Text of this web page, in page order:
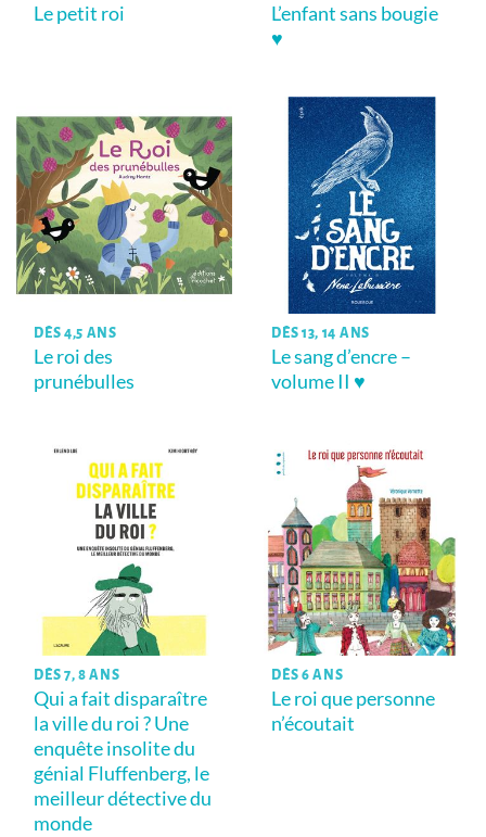
Le petit roi
L’enfant sans bougie
♥
DÈS 4,5 ANS
Le roi des
prunébulles
DÈS 13, 14 ANS
Le sang d’encre –
volume II ♥
DÈS 7, 8 ANS
Qui a fait disparaître
la ville du roi ? Une
enquête insolite du
génial Fluffenberg, le
meilleur détective du
monde
DÈS 6 ANS
Le roi que personne
n’écoutait